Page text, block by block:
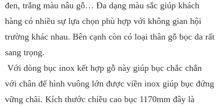
đen, trắng màu nâu gỗ… Đa dạng màu sắc giúp khách
hàng có nhiều sự lựa chọn phù hợp với không gian hội
trường khác nhau. Bên cạnh còn có loại thân gỗ bọc da rất
sang trọng.
Với dòng bục inox kết hợp gỗ này giúp bục chắc chắn
với chân đế hình vuông lớn được viền inox giúp bục đứng
vững chãi. Kích thước chiều cao bục 1170mm đây là